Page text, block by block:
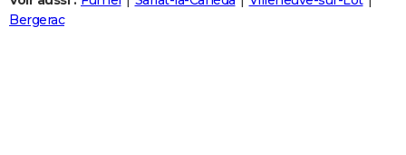
Destinations
City break
Voyage nature
Voyage de noces
Forum
Climat
+
PHOTO
Bergerac